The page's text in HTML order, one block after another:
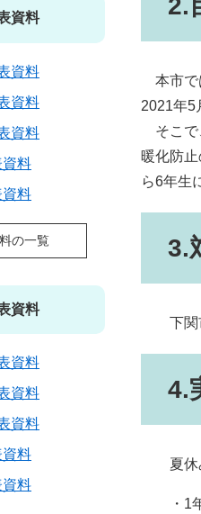
2.
本市で
2021年5
そこで
暖化防
ら6年生
3.
下関市
4.
夏休み
・1年
資料
資料
資料
資料
料
料
の一覧
資料
資料
資料
資料
料
料